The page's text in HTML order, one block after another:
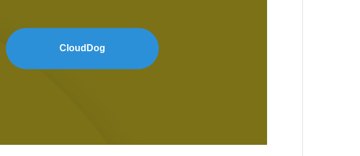
します。私たちはテクノロジーの力を利用して、イ
ンフラの健全性を常に監視し、障害が発生する前に
CloudDog